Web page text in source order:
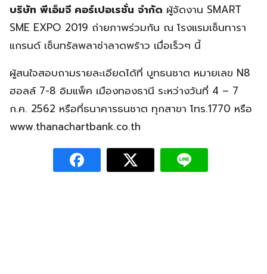
บริษัท พีเอ็มจี คอร์เปอเรชั่น จำกัด ผู้จัดงาน SMART
SME EXPO 2019 ถ่ายภาพร่วมกัน ณ โรงแรมเซ็นทารา
แกรนด์ เซ็นทรัลพลาซ่าลาดพร้าว เมื่อเร็วๆ นี้
ผู้สนใจสอบถามรายละเอียดได้ที่ บูทธนชาต หมายเลข N8
ฮอลล์ 7-8 อิมแพ็ค เมืองทองธานี ระหว่างวันที่ 4 – 7
ก.ค. 2562 หรือที่ธนาคารธนชาต ทุกสาขา โทร.1770 หรือ
www.thanachartbank.co.th